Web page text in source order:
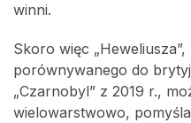
winni.
Skoro więc
porównywanego do
„Czarnobyl” z 2019 r.,
wielowarstwowo,